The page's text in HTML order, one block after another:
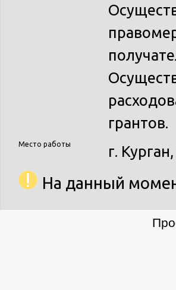
грантов.
Место работы г.
На данный